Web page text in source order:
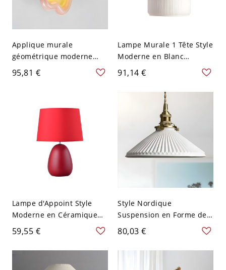
Applique murale
géométrique moderne
avec abat-jour en verre
blanc givré 1 lumière -
95,81 €
Lampe Murale 1 Tête Style
Moderne en Blanc
Applique Murale Design
de Tambour en
Céramique - 110 V-120 V
91,14 €
Lampe d'Appoint Style
Moderne en Céramique
Lampe de Table Abat-Jour
à Seau en Tissu 1 Tête -
Rouge 110 V-120 V 20,32
59,55 €
Style Nordique
Suspension en Forme de
Cône Céramique Blanche
Nervuré à 1 Ampoule
Lampe Suspendue
80,03 €